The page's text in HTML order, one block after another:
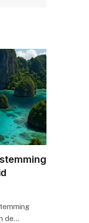
de…